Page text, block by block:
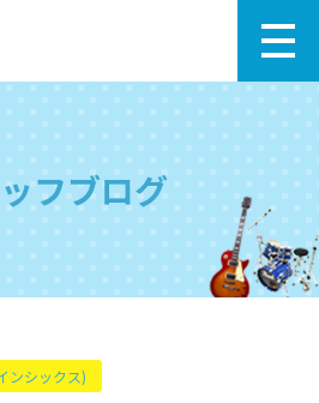
フブログ
ンシックス)